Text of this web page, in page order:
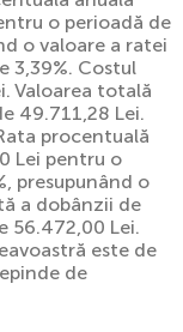
o perioadă de
o valoare a ratei
3,39%. Costul
Valoarea totală
49.711,28 Lei.
procentuală
Lei pentru o
presupunând o
a dobânzii de
56.472,00 Lei.
este de
de